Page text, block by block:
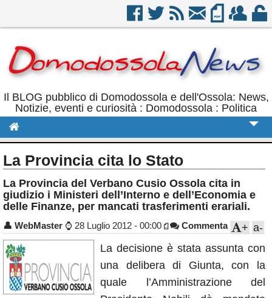
Il BLOG pubblico di Domodossola e dell'Ossola: News,
Notizie, eventi e curiosità : Domodossola : Politica
Politica
Sport
Rubriche
Calendario
Annunci
La Provincia cita lo Stato
La Provincia del Verbano Cusio Ossola cita in
giudizio i Ministeri dell’Interno e dell’Economia e
delle Finanze, per mancati trasferimenti erariali.
👤 WebMaster ⌚ 28 Luglio 2012 - 00:00 Commenta a-
+
La decisione è stata assunta con
una delibera di Giunta, con la
quale l’Amministrazione del